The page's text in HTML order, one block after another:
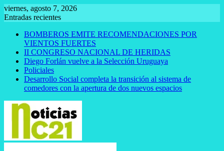
Saltar
al
viernes, agosto 7, 2026
Entradas recientes
BOMBEROS EMITE RECOMENDACIONES POR
VIENTOS FUERTES
II CONGRESO NACIONAL DE HERIDAS
Diego Forlán vuelve a la Selección Uruguaya
Policiales
Desarrollo Social completa la transición al sistema de
comedores con la apertura de dos nuevos espacios